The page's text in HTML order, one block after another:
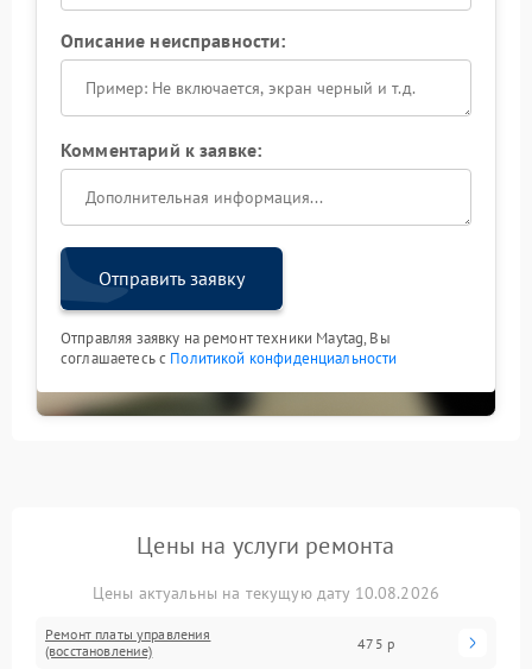
Описание неисправности:
Комментарий к заявке:
Отправить заявку
Отправляя заявку на ремонт техники Maytag, Вы
соглашаетесь с Политикой конфиденциальности
Цены на услуги ремонта
Цены актуальны на текущую дату 10.08.2026
Ремонт платы управления
(восстановление)
475 р